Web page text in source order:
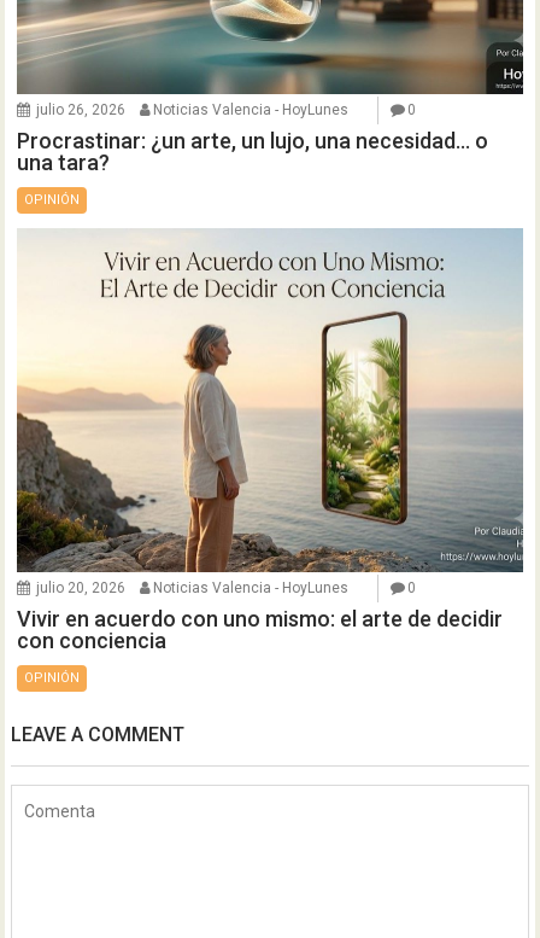
julio 26, 2026 Noticias Valencia - HoyLunes 0
Procrastinar: ¿un arte, un lujo, una necesidad… o
una tara?
OPINIÓN
julio 20, 2026 Noticias Valencia - HoyLunes 0
Vivir en acuerdo con uno mismo: el arte de decidir
con conciencia
OPINIÓN
LEAVE A COMMENT